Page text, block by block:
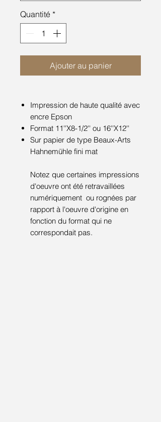
Quantité *
Ajouter au panier
Impression de haute qualité avec
encre Epson
Format 11''X8-1/2'' ou 16''X12''
Sur papier de type Beaux-Arts
Hahnemühle fini mat
Notez que certaines impressions
d'oeuvre ont été retravaillées
numériquement ou rognées par
rapport à l'oeuvre d'origine en
fonction du format qui ne
correspondait pas.